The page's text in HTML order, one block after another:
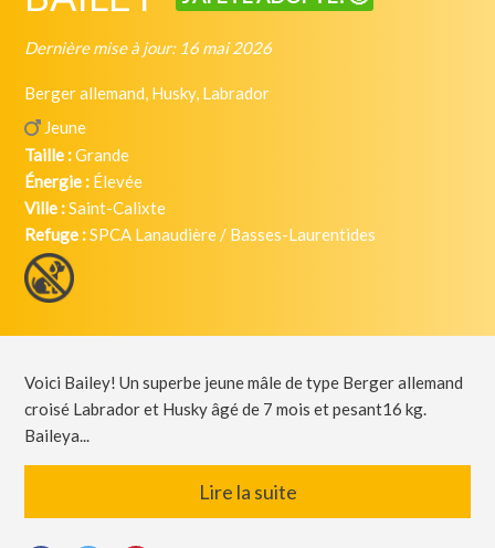
Dernière mise à jour: 16 mai 2026
Berger allemand, Husky, Labrador
Jeune
Taille :Grande
Énergie : Élevée
Ville :Saint-Calixte
Refuge :SPCA Lanaudière / Basses-Laurentides
Voici Bailey! Un superbe jeune mâle de type Berger allemand
croisé Labrador et Husky âgé de 7 mois et pesant16 kg.
Baileya...
Lire la suite